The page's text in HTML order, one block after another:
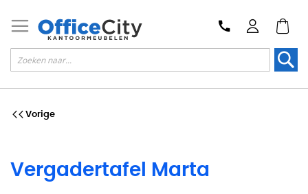
Vergadertafel Marta
Vorige